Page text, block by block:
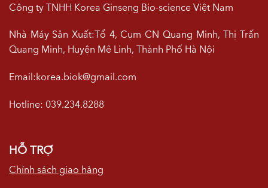
Công ty TNHH Korea Ginseng Bio-science Việt Nam
Nhà Máy Sản Xuất:Tổ 4, Cụm CN Quang Minh, Thị Trấn
Quang Minh, Huyện Mê Linh, Thành Phố Hà Nội
Email:korea.biok@gmail.com
Hotline: 039.234.8288
HỖ TRỢ
Chính sách giao hàng